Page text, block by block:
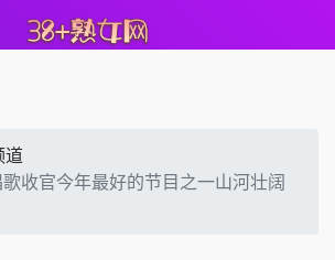
道
收官今年最好的节目之一山河壮阔